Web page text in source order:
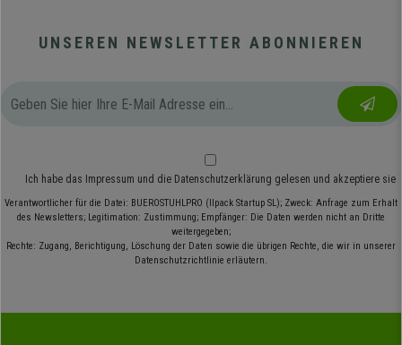
UNSEREN NEWSLETTER ABONNIEREN
Ich habe das Impressum und die Datenschutzerklärung gelesen und akzeptiere sie
Verantwortlicher für die Datei: BUEROSTUHLPRO (Ilpack Startup SL); Zweck: Anfrage zum Erhalt
des Newsletters; Legitimation: Zustimmung; Empfänger: Die Daten werden nicht an Dritte
weitergegeben;
Rechte: Zugang, Berichtigung, Löschung der Daten sowie die übrigen Rechte, die wir in unserer
Datenschutzrichtlinie erläutern.